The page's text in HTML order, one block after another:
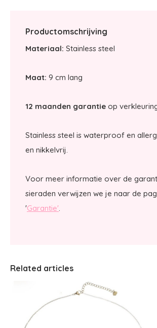
Productomschrijving
Materiaal: Stainless steel
Maat: 9 cm lang
12 maanden garantie op
Stainless steel is waterproof en
en nikkelvrij.
Voor meer informatie over de
sieraden verwijzen we je naar de
'Garantie'.
Related articles